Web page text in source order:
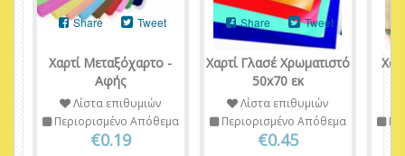
Χαρτί Μεταξόχαρτο -
Αφής
Share Tweet
Λίστα επιθυμιών
Περιορισμένο Απόθεμα
€0.19
Χαρτί Γλασέ Χρωματιστό
50x70 εκ
Share Tweet
Λίστα επιθυμιών
Περιορισμένο Απόθεμα
€0.45